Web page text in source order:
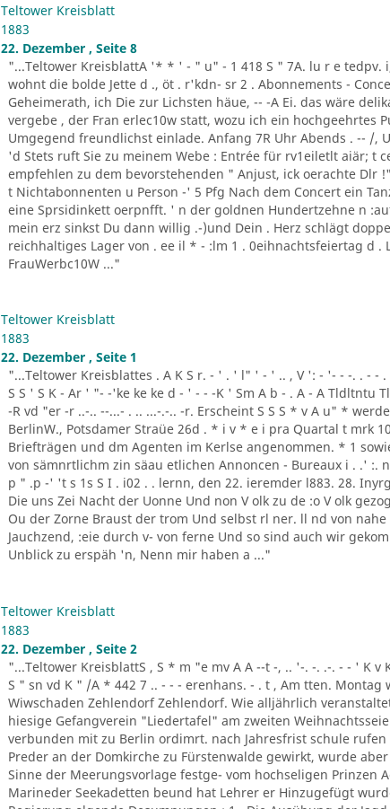
Teltower Kreisblatt
1883
22. Dezember , Seite 8
"...Teltower KreisblattA '* * ' - " u" - 1 418 S " 7A. lu r e tedpv.
wohnt die bolde Jette d ., öt . r'kdn- sr 2 . Abonnements -
Geheimerath, ich Die zur Lichsten häue, -- -A Ei. das wäre
vergebe , der Fran erlec10w statt, wozu ich ein hochgeehrtes
Umgegend freundlichst einlade. Anfang 7R Uhr Abends . -- /,
'd Stets ruft Sie zu meinem Webe : Entrée für rv1eiletlt aiär; t
empfehlen zu dem bevorstehenden " Anjust, ick oerachte Dlr
t Nichtabonnenten u Person -' 5 Pfg Nach dem Concert ein
eine Sprsidinkett oerpnfft. ' n der goldnen Hundertzehne n
mein erz sinkst Du dann willig .-)und Dein . Herz schlägt
reichhaltiges Lager von . ee il * - :lm 1 . 0eihnachtsfeiertag d .
FrauWerbc10W ..."
Teltower Kreisblatt
1883
22. Dezember , Seite 1
"...Teltower Kreisblattes . A K S r. - ' . ' l" ' - ' .. , V ': - '- - -. . - -
S S ' S K - Ar ' "- -'ke ke ke d - ' - - -K ' Sm A b - . A - A
-R vd "er -r ..-.. --...- . .. ...-.-.. -r. Erscheint S S S * v A u" *
BerlinW., Potsdamer Straüe 26d . * i v * e i pra Quartal t mrk
Briefträgen und dm Agenten im Kerlse angenommen. * 1
von sämnrtlichm zin säau etlichen Annoncen - Bureaux i . .' :.
p " .p -' 't s 1s S I . i02 . . lernn, den 22. ieremder l883. 28.
Die uns Zei Nacht der Uonne Und non V olk zu de :o V olk
Ou der Zorne Braust der trom Und selbst rl ner. ll nd von
Jauchzend, :eie durch v- von ferne Und so sind auch wir
Unblick zu erspäh 'n, Nenn mir haben a ..."
Teltower Kreisblatt
1883
22. Dezember , Seite 2
"...Teltower KreisblattS , S * m "e mv A A --t -, .. '-. -. .-. - - ' K
S " sn vd K " /A * 442 7 .. - - - erenhans. - . t , Am tten.
Wiwschaden Zehlendorf Zehlendorf. Wie alljährlich
hiesige Gefangverein "Liedertafel" am zweiten
verbunden mit zu Berlin ordimrt. nach Jahresfrist schule
Preder an der Domkirche zu Fürstenwalde gewirkt, wurde
Sinne der Meerungsvorlage festge- vom hochseligen Prinzen
Marineder Seekadetten beund hat Lehrer er Hinzugefügt